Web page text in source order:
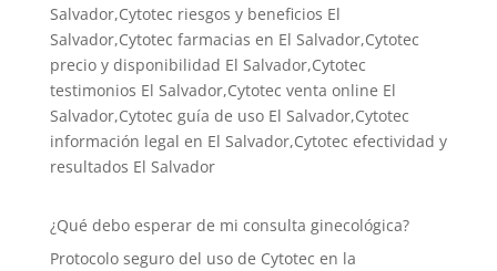
Salvador,Cytotec riesgos y beneficios El
Salvador,Cytotec farmacias en El Salvador,Cytotec
precio y disponibilidad El Salvador,Cytotec
testimonios El Salvador,Cytotec venta online El
Salvador,Cytotec guía de uso El Salvador,Cytotec
información legal en El Salvador,Cytotec efectividad y
resultados El Salvador
¿Qué debo esperar de mi consulta ginecológica?
Protocolo seguro del uso de Cytotec en la